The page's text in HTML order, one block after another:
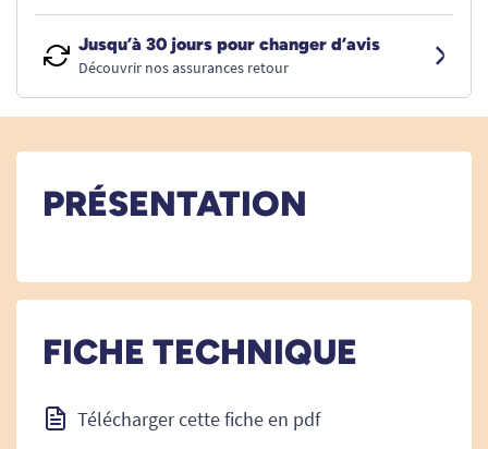
Jusqu’à 30 jours pour changer d’avis
Découvrir nos assurances retour
PRÉSENTATION
FICHE TECHNIQUE
Télécharger cette fiche en pdf